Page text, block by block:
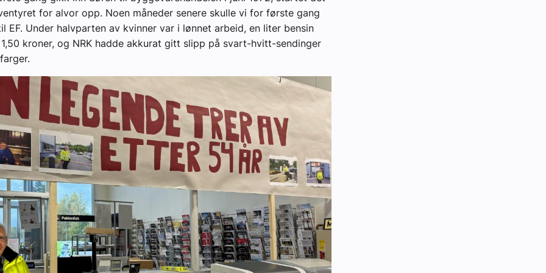
for alvor opp. Noen måneder senere skulle vi for første gang
EF. Under halvparten av kvinner var i lønnet arbeid, en liter bensin
kroner, og NRK hadde akkurat gitt slipp på svart-hvitt-sendinger